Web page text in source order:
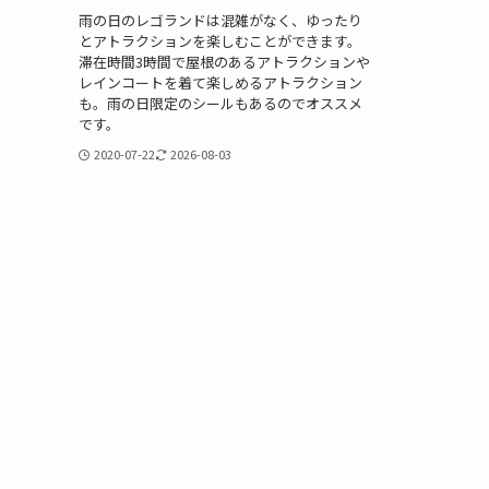
雨の日のレゴランドは混雑がなく、ゆったり
とアトラクションを楽しむことができます。
滞在時間3時間で屋根のあるアトラクションや
レインコートを着て楽しめるアトラクション
も。雨の日限定のシールもあるのでオススメ
です。
2020-07-22 2026-08-03